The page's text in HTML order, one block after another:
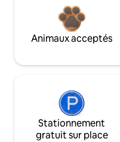
Animaux acceptés
Stationnement
gratuit sur place